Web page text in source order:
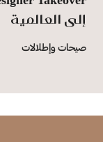
إلى ‏العالمية
صيحات وإطلالات